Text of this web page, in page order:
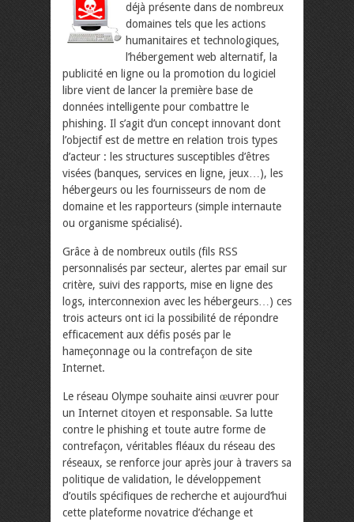
déjà présente dans de nombreux
domaines tels que les actions
humanitaires et technologiques,
l’hébergement web alternatif, la
publicité en ligne ou la promotion du logiciel
libre vient de lancer la première base de
données intelligente pour combattre le
phishing. Il s’agit d’un concept innovant dont
l’objectif est de mettre en relation trois types
d’acteur : les structures susceptibles d’êtres
visées (banques, services en ligne, jeux…), les
hébergeurs ou les fournisseurs de nom de
domaine et les rapporteurs (simple internaute
ou organisme spécialisé).
Grâce à de nombreux outils (fils RSS
personnalisés par secteur, alertes par email sur
critère, suivi des rapports, mise en ligne des
logs, interconnexion avec les hébergeurs…) ces
trois acteurs ont ici la possibilité de répondre
efficacement aux défis posés par le
hameçonnage ou la contrefaçon de site
Internet.
Le réseau Olympe souhaite ainsi œuvrer pour
un Internet citoyen et responsable. Sa lutte
contre le phishing et toute autre forme de
contrefaçon, véritables fléaux du réseau des
réseaux, se renforce jour après jour à travers sa
politique de validation, le développement
d’outils spécifiques de recherche et aujourd’hui
cette plateforme novatrice d’échange et